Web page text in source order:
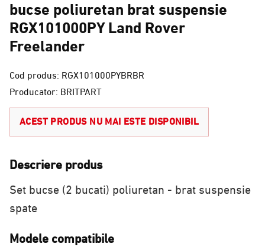
bucse poliuretan brat suspensie
RGX101000PY Land Rover
Freelander
Cod produs: RGX101000PYBRBR
Producator: BRITPART
ACEST PRODUS NU MAI ESTE DISPONIBIL
Descriere produs
Set bucse (2 bucati) poliuretan - brat suspensie
spate
Modele compatibile